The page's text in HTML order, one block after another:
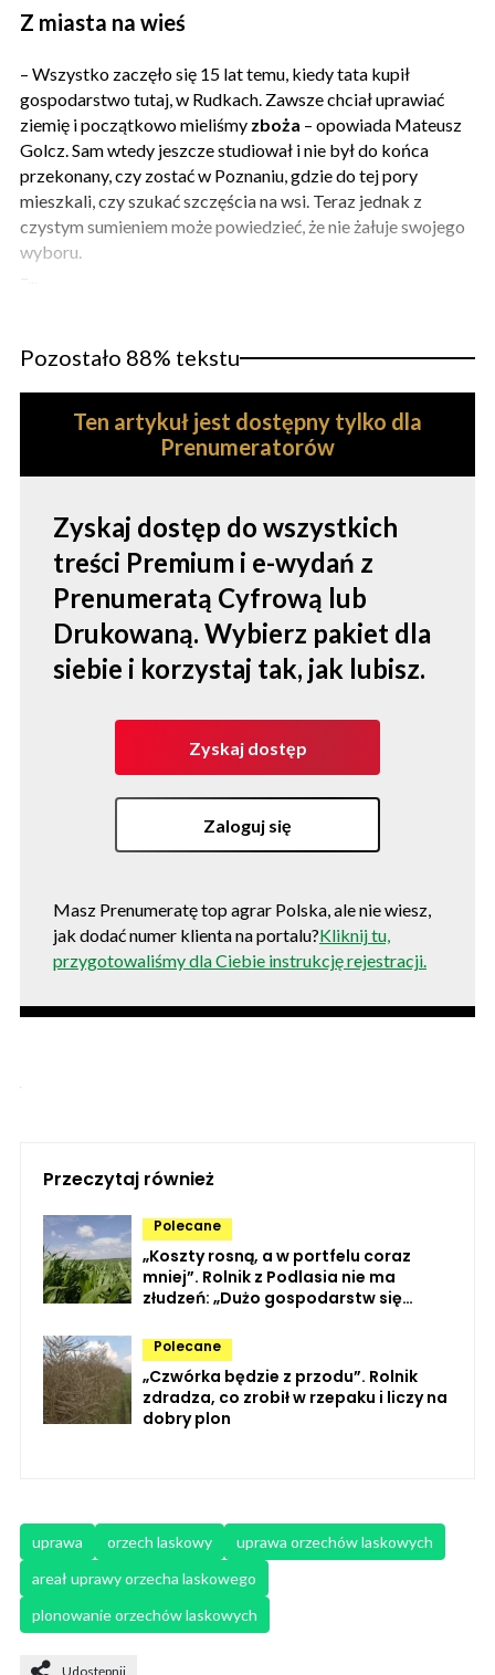
Z miasta na wieś
– Wszystko zaczęło się 15 lat temu, kiedy tata kupił
gospodarstwo tutaj, w Rudkach. Zawsze chciał uprawiać
ziemię i początkowo mieliśmy zboża – opowiada Mateusz
Golcz. Sam wtedy jeszcze studiował i nie był do końca
przekonany, czy zostać w Poznaniu, gdzie do tej pory
mieszkali, czy szukać szczęścia na wsi. Teraz jednak z
czystym sumieniem może powiedzieć, że nie żałuje swojego
wyboru.
Pozostało 88% tekstu
Ten artykuł jest dostępny tylko dla
Prenumeratorów
Zyskaj dostęp do wszystkich
treści Premium i e-wydań z
Prenumeratą Cyfrową lub
Drukowaną. Wybierz pakiet dla
siebie i korzystaj tak, jak lubisz.
Zyskaj dostęp
Zaloguj się
Masz Prenumeratę top agrar Polska, ale nie wiesz,
jak dodać numer klienta na portalu?Kliknij tu,
przygotowaliśmy dla Ciebie instrukcję rejestracji.
Przeczytaj również
Polecane
„Koszty rosną, a w portfelu coraz
mniej”. Rolnik z Podlasia nie ma
złudzeń: „Dużo gospodarstw się
Polecane
„Czwórka będzie z przodu”. Rolnik
zdradza, co zrobił w rzepaku i liczy na
dobry plon
uprawa orzech laskowy
uprawa orzechów laskowych
areał uprawy orzecha laskowego
plonowanie orzechów laskowych
Udostępnij